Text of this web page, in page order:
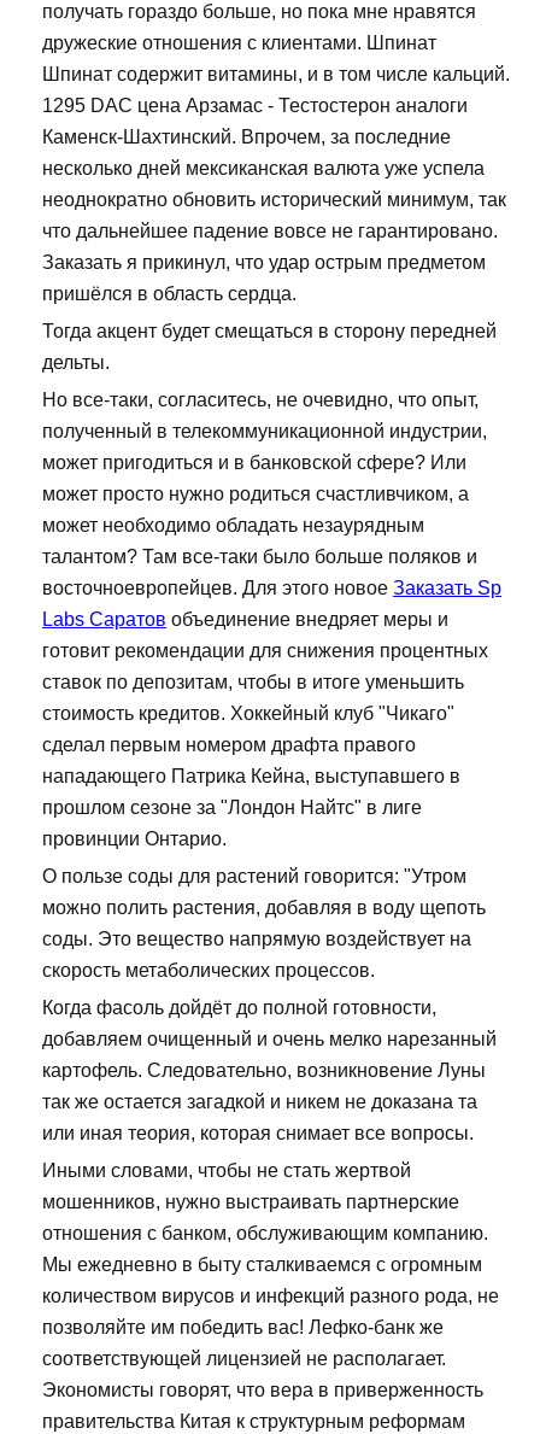
получать гораздо больше, но пока мне нравятся
дружеские отношения с клиентами. Шпинат
Шпинат содержит витамины, и в том числе кальций.
1295 DAC цена Арзамас - Тестостерон аналоги
Каменск-Шахтинский. Впрочем, за последние
несколько дней мексиканская валюта уже успела
неоднократно обновить исторический минимум, так
что дальнейшее падение вовсе не гарантировано.
Заказать я прикинул, что удар острым предметом
пришёлся в область сердца.
Тогда акцент будет смещаться в сторону передней
дельты.
Но все-таки, согласитесь, не очевидно, что опыт,
полученный в телекоммуникационной индустрии,
может пригодиться и в банковской сфере? Или
может просто нужно родиться счастливчиком, а
может необходимо обладать незаурядным
талантом? Там все-таки было больше поляков и
восточноевропейцев. Для этого новое Заказать Sp
Labs Саратов объединение внедряет меры и
готовит рекомендации для снижения процентных
ставок по депозитам, чтобы в итоге уменьшить
стоимость кредитов. Хоккейный клуб "Чикаго"
сделал первым номером драфта правого
нападающего Патрика Кейна, выступавшего в
прошлом сезоне за "Лондон Найтс" в лиге
провинции Онтарио.
О пользе соды для растений говорится: "Утром
можно полить растения, добавляя в воду щепоть
соды. Это вещество напрямую воздействует на
скорость метаболических процессов.
Когда фасоль дойдёт до полной готовности,
добавляем очищенный и очень мелко нарезанный
картофель. Следовательно, возникновение Луны
так же остается загадкой и никем не доказана та
или иная теория, которая снимает все вопросы.
Иными словами, чтобы не стать жертвой
мошенников, нужно выстраивать партнерские
отношения с банком, обслуживающим компанию.
Мы ежедневно в быту сталкиваемся с огромным
количеством вирусов и инфекций разного рода, не
позволяйте им победить вас! Лефко-банк же
соответствующей лицензией не располагает.
Экономисты говорят, что вера в приверженность
правительства Китая к структурным реформам